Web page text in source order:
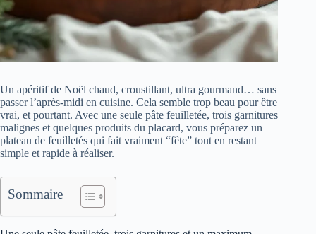
Un apéritif de Noël chaud, croustillant, ultra gourmand… sans
passer l’après-midi en cuisine. Cela semble trop beau pour être
vrai, et pourtant. Avec une seule pâte feuilletée, trois garnitures
malignes et quelques produits du placard, vous préparez un
plateau de feuilletés qui fait vraiment “fête” tout en restant
simple et rapide à réaliser.
Sommaire